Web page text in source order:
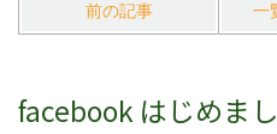
前の記事 一
facebook はじめまし